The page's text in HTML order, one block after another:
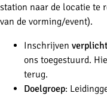
station naar de locatie te
van de vorming/event).
Inschrijven
ons toegestuurd.
terug.
Doelgroep: